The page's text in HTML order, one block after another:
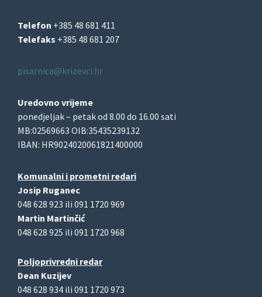
Telefon +385 48 681 411
Telefaks +385 48 681 207
pisarnica@krizevci.hr
Uredovno vrijeme
ponedjeljak – petak od 8.00 do 16.00 sati
MB:02569663 OIB:35435239132
IBAN: HR9024020061821400000
Komunalni i prometni redari
Josip Ruganec
048 628 923 ili 091 1720 969
Martin Martinčić
048 628 925 ili 091 1720 968
Poljoprivredni redar
Dean Kuzijev
048 628 934 ili 091 1720 973